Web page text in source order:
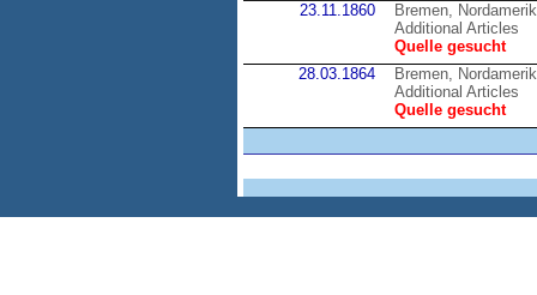
23.11.1860
Bremen,
Additional Articles
Quelle gesucht
28.03.1864
Bremen,
Additional Articles
Quelle gesucht